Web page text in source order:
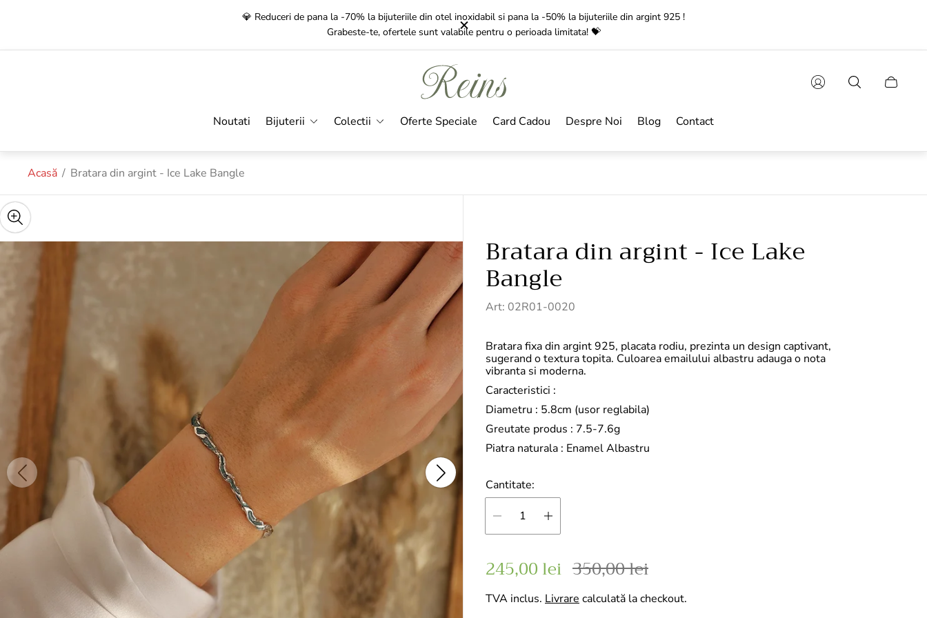
🚚Transport Gratuitpentru comenzile de peste 350 Lei!Livrarea dureaza intre 1-3 zile lucratoare!🚚
Sigla
magazinului"
Sertarul
Noutati
Bijuterii Colectii Oferte Speciale Card Cadou Despre Noi Blog Contact
Acasă / Bratara din argint - Ice Lake Bangle
Bratara din argint - Ice Lake
Bangle
Art: 02R01-0020
Bratara fixa din argint 925, placata rodiu, prezinta un design captivant,
sugerand o textura topita. Culoarea emailului albastru adauga o nota
vibranta si moderna.
Caracteristici :
Diametru : 5.8cm (usor reglabila)
Greutate produs : 7.5-7.6g
Piatra naturala : Enamel Albastru
Cantitate:
P
r
245,00 lei P
r
350,00 lei
TVA inclus. Livrare calculată la checkout.